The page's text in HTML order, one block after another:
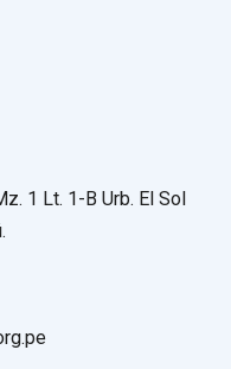
1 Lt. 1-B Urb. El Sol